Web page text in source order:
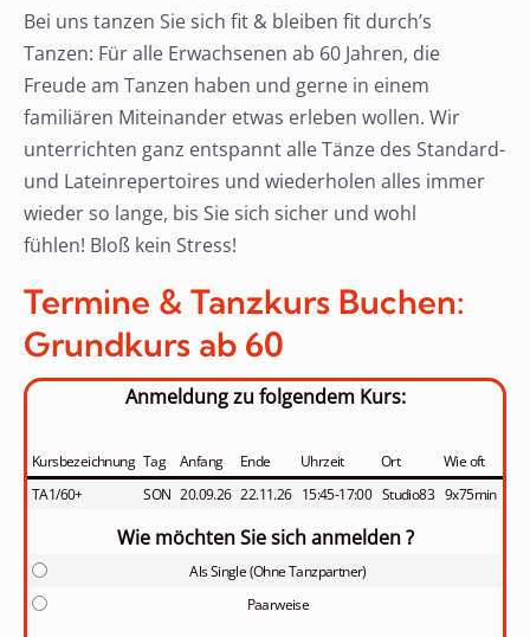
Bei uns tanzen Sie sich fit & bleiben fit durch’s
Tanzen: Für alle Erwachsenen ab 60 Jahren, die
Freude am Tanzen haben und gerne in einem
familiären Miteinander etwas erleben wollen. Wir
unterrichten ganz entspannt alle Tänze des Standard-
und Lateinrepertoires und wiederholen alles immer
wieder so lange, bis Sie sich sicher und wohl
fühlen! Bloß kein Stress!
Termine & Tanzkurs Buchen:
Grundkurs ab 60
Anmeldung zu folgendem Kurs:
Kursbezeichnung Tag Anfang Ende Uhrzeit Ort
Wie oft
TA1/60+
SON 20.09.26 22.11.26 15:45-17:00 Studio83 9x75min
Wie möchten Sie sich anmelden ?
Als Single (Ohne Tanzpartner)
Paarweise